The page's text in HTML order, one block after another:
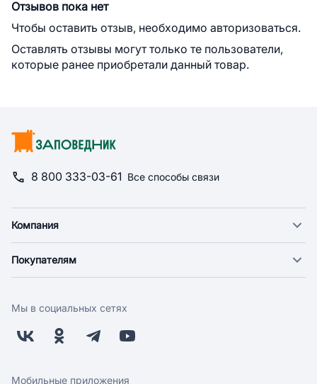
Отзывов пока нет
Чтобы оставить отзыв, необходимо авторизоваться.
Оставлять отзывы могут только те пользователи,
которые ранее приобретали данный товар.
8 800 333-03-61 Все способы связи
Компания
Новости
Поставщикам
Заводчикам
Обратная связь
Покупателям
Оплата
Бонусная программа
Скидки и акции
Мы в социальных сетях
Мобильные приложения